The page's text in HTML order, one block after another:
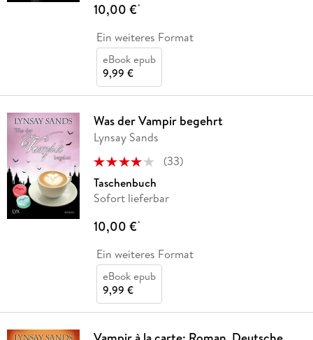
10,00 €*
Ein weiteres Format
eBook epub
9,99 €
Was der Vampir begehrt
Lynsay Sands
(33)
Taschenbuch
Sofort lieferbar
10,00 €*
Ein weiteres Format
eBook epub
9,99 €